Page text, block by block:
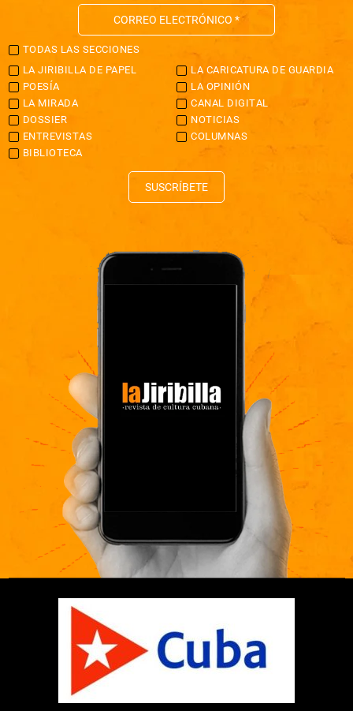
TODAS LAS SECCIONES
LA JIRIBILLA DE PAPEL
LA CARICATURA DE GUARDIA
POESÍA
LA OPINIÓN
LA MIRADA
CANAL DIGITAL
DOSSIER
NOTICIAS
ENTREVISTAS
COLUMNAS
BIBLIOTECA
SUSCRÍBETE